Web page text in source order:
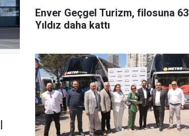
Enver Geçgel Turizm, filosuna 63
Yıldız daha kattı